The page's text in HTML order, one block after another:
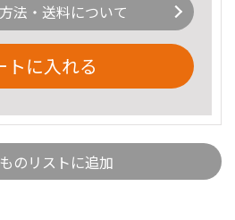
法・送料について
トに入れる
のリストに追加